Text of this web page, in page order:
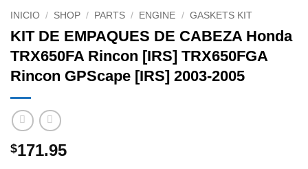
INICIO / SHOP / PARTS / ENGINE / GASKETS KIT
KIT DE EMPAQUES DE CABEZA Honda
TRX650FA Rincon [IRS] TRX650FGA
Rincon GPScape [IRS] 2003-2005
$171.95